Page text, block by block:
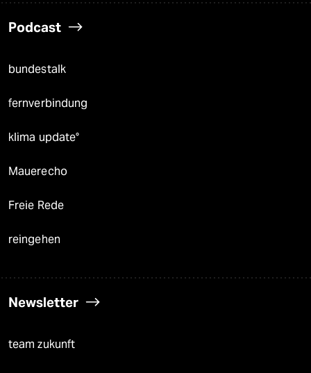
Podcast
bundestalk
fernverbindung
klima update°
Mauerecho
Freie Rede
reingehen
Newsletter
team zukunft